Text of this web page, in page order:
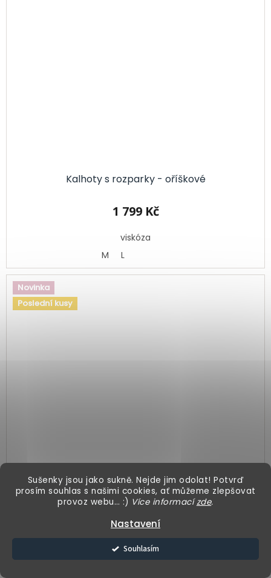
Sušenky jsou jako sukně. Nejde jim odolat! Potvrď
prosím souhlas s našimi cookies, ať můžeme zlepšovat
provoz webu… :) Více informacízde.
Nastavení
Souhlasím
Kalhoty s rozparky - oříškové
1 799 Kč
viskóza
M
L
Novinka
Poslední kusy
Kalhoty s rozparky - bordó
1 799 Kč
viskóza
S